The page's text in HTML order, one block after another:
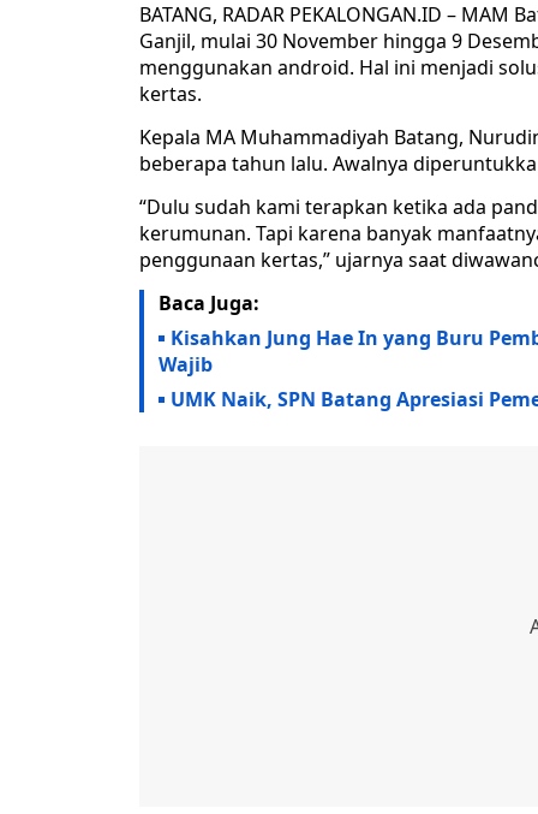
BATANG, RADAR PEKALONGAN.ID –
Ganjil, mulai 30 November hingga 9
menggunakan android. Hal ini menjadi
kertas.
Kepala MA Muhammadiyah Batang,
beberapa tahun lalu. Awalnya
“Dulu sudah kami terapkan ketika ada
kerumunan. Tapi karena banyak
penggunaan kertas,” ujarnya saat
Baca Juga:
Kisahkan Jung Hae In yang Buru
Wajib
UMK Naik, SPN Batang Apresiasi